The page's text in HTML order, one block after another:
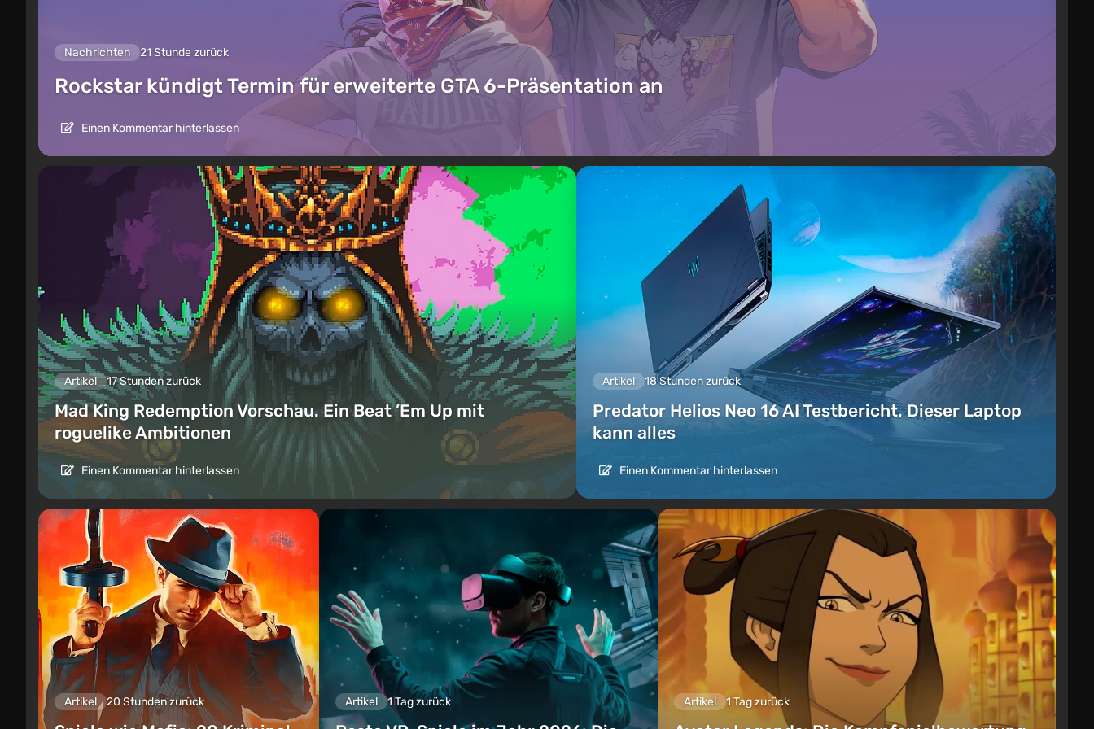
Nachrichten 21 Stunde zurück
Rockstar kündigt Termin für erweiterte GTA 6-Präsentation an
Einen Kommentar hinterlassen
Artikel 17 Stunden zurück
Mad King Redemption Vorschau. Ein Beat ’Em Up mit
roguelike Ambitionen
Einen Kommentar hinterlassen
Artikel 18 Stunden zurück
Predator Helios Neo 16 AI Testbericht. Dieser Laptop
kann alles
Einen Kommentar hinterlassen
Artikel 20 Stunden zurück Artikel 1 Tag zurück Artikel 1 Tag zurück